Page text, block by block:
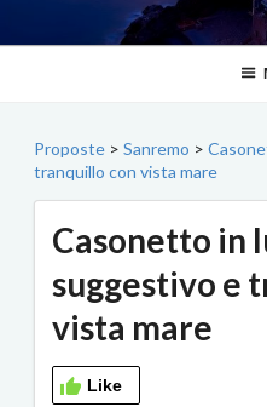
Proposte > Sanremo >
tranquillo con vista mare
Casonetto in
suggestivo e
vista mare
Like